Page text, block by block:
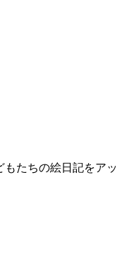
もたちの絵日記をアッ